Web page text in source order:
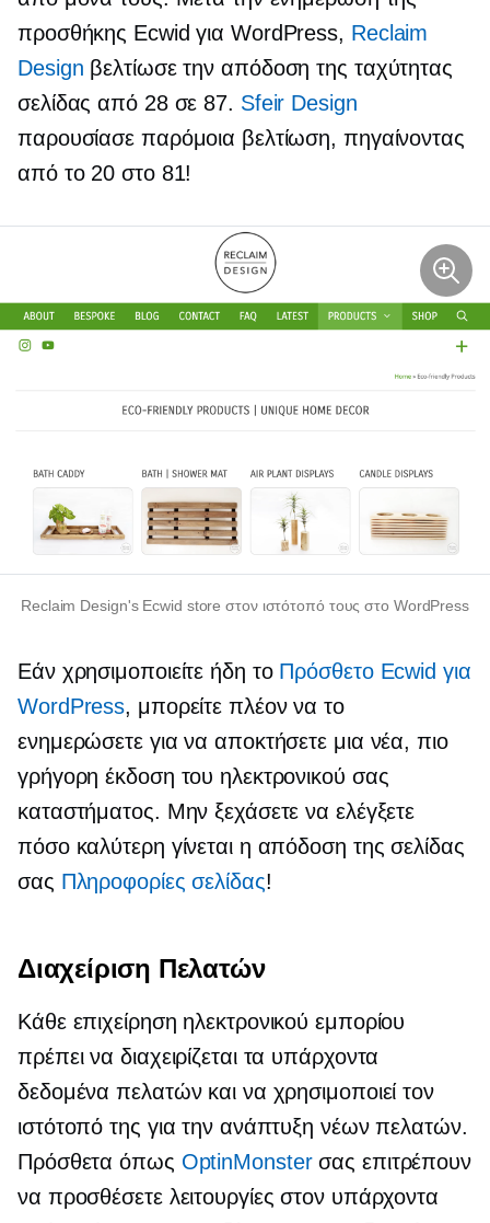
προσθήκης Ecwid για WordPress, Reclaim
Design βελτίωσε την απόδοση της ταχύτητας
σελίδας από 28 σε 87. Sfeir Design
παρουσίασε παρόμοια βελτίωση, πηγαίνοντας
από το 20 στο 81!
Reclaim Design's Ecwid store στον ιστότοπό τους στο WordPress
Εάν χρησιμοποιείτε ήδη το Πρόσθετο Ecwid για
WordPress, μπορείτε πλέον να το
ενημερώσετε για να αποκτήσετε μια νέα, πιο
γρήγορη έκδοση του ηλεκτρονικού σας
καταστήματος. Μην ξεχάσετε να ελέγξετε
πόσο καλύτερη γίνεται η απόδοση της σελίδας
σας Πληροφορίες σελίδας!
Διαχείριση Πελατών
Κάθε επιχείρηση ηλεκτρονικού εμπορίου
πρέπει να διαχειρίζεται τα υπάρχοντα
δεδομένα πελατών και να χρησιμοποιεί τον
ιστότοπό της για την ανάπτυξη νέων πελατών.
Πρόσθετα όπως OptinMonsterσας επιτρέπουν
να προσθέσετε λειτουργίες στον υπάρχοντα